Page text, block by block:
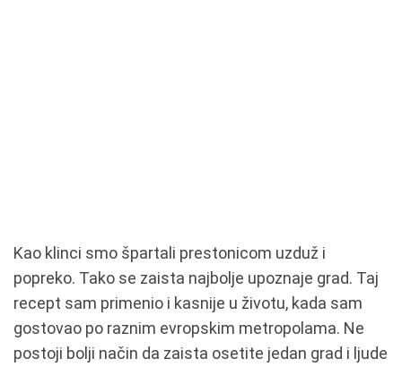
Kao klinci smo špartali prestonicom uzduž i
popreko. Tako se zaista najbolje upoznaje grad. Taj
recept sam primenio i kasnije u životu, kada sam
gostovao po raznim evropskim metropolama. Ne
postoji bolji način da zaista osetite jedan grad i ljude